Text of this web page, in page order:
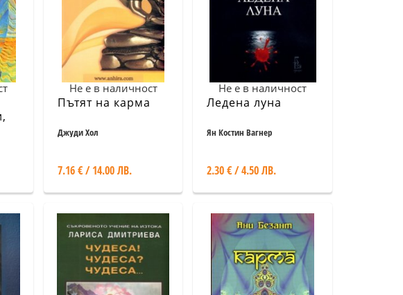
Не е в наличност
Пътят на карма
Джуди Хол
7.16 € / 14.00 ЛВ.
Не е в наличност
Ледена луна
Ян Костин Вагнер
2.30 € / 4.50 ЛВ.